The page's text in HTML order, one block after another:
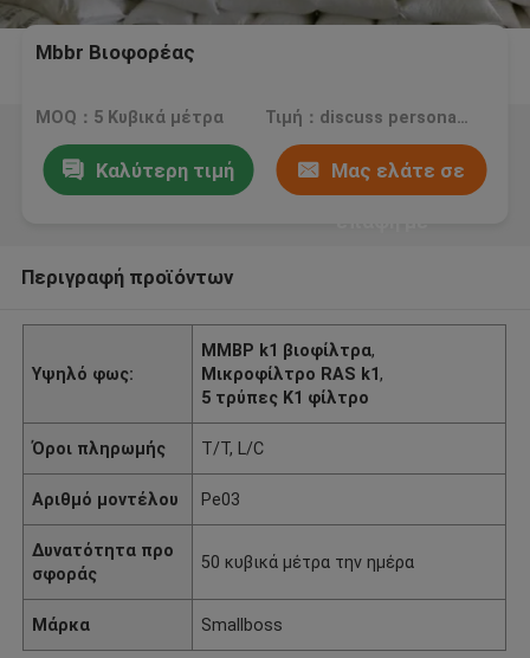
Mbbr Βιοφορέας
MOQ：5 Κυβικά μέτρα Τιμή：discuss personally
Καλύτερη τιμή Μας ελάτε σε
Περιγραφή προϊόντων
Υψηλό φως:
ΜΜΒΡ k1 βιοφίλτρα,
Μικροφίλτρο RAS k1,
5 τρύπες K1 φίλτρο
Όροι πληρωμής T/T, L/C
Αριθμό μοντέλου Pe03
Δυνατότητα προ
σφοράς
50 κυβικά μέτρα την ημέρα
Μάρκα Smallboss